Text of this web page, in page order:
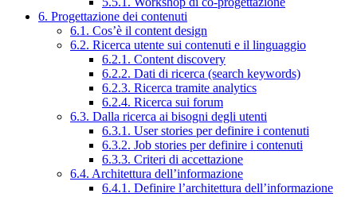
6. Progettazione dei contenuti
6.1. Cos’è il content design
6.2. Ricerca utente sui contenuti e il linguaggio
6.2.1. Content discovery
6.2.2. Dati di ricerca (search keywords)
6.2.3. Ricerca tramite analytics
6.2.4. Ricerca sui forum
6.3. Dalla ricerca ai bisogni degli utenti
6.3.1. User stories per definire i contenuti
6.3.2. Job stories per definire i contenuti
6.3.3. Criteri di accettazione
6.4. Architettura dell’informazione
6.4.1. Definire l’architettura dell’informazione